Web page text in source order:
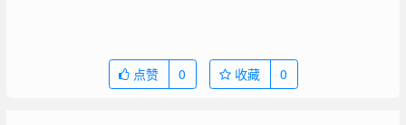
点赞 0 收藏 0